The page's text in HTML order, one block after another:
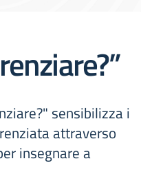
sensibilizza i
attraverso
insegnare a